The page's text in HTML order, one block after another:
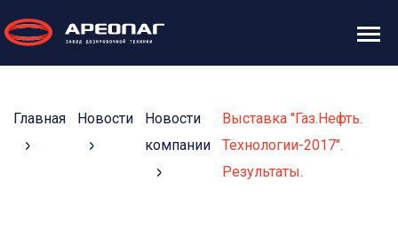
Главная Новости
Новости
компании
Выставка "Газ.Нефть.
Технологии-2017".
Результаты.